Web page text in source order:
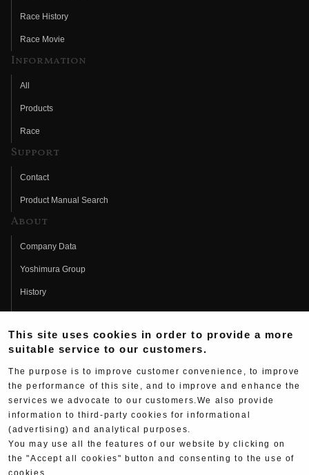
Race History
Race Movie
Information
All
Products
Race
Support
Contact
Product Manual Search
About
Company Data
Yoshimura Group
History
Fujio Yoshimura
Hideo Yoshimura
Yoshimura History
Yoshimura TV
This site uses cookies in order to provide a more
suitable service to our customers.
The purpose is to improve customer convenience, to improve
the performance of this site, and to improve and enhance the
services we advocate to our customers.We also provide
information to third-party cookies for informational
(advertising) and analytical purposes.
You may use all the features of our website by clicking on
the "Accept all cookies" button and consenting to the use of
cookies.